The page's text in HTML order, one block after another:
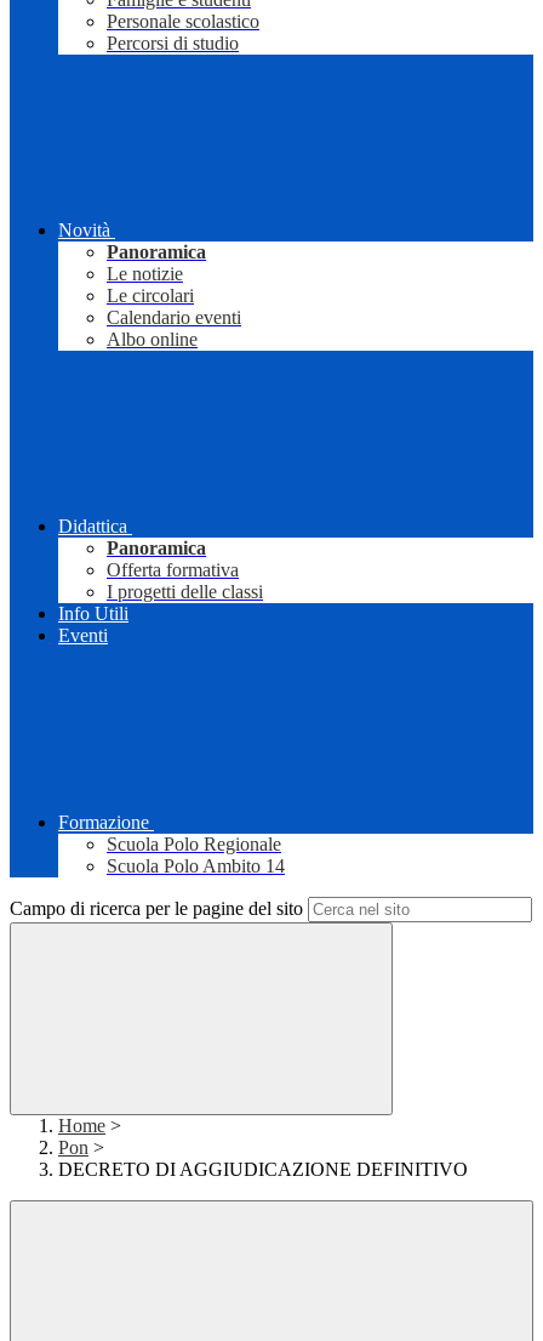
Personale scolastico
Percorsi di studio
Novità
Panoramica
Le notizie
Le circolari
Calendario eventi
Albo online
Didattica
Panoramica
Offerta formativa
I progetti delle classi
Info Utili
Eventi
Formazione
Scuola Polo Regionale
Scuola Polo Ambito 14
Campo di ricerca per le pagine del sito
Home >
Pon >
DECRETO DI AGGIUDICAZIONE DEFINITIVO